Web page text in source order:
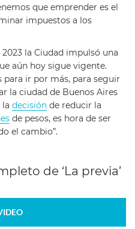
que emprender es el
impuestos a los
2023 la Ciudad impulsó una
aún hoy sigue vigente.
ir por más, para seguir
la ciudad de Buenos Aires
la decisión de reducir la
de pesos, es hora de ser
el cambio”.
de ‘La previa’